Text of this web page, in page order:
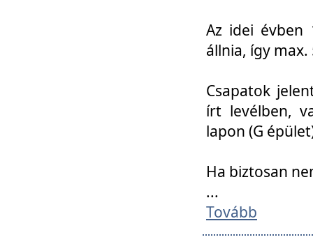
Az idei évben
állnia, így
Csapatok
írt levélben,
lapon (G
Ha biztosan
...
Tovább